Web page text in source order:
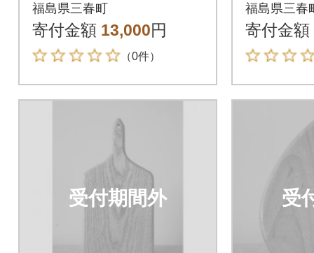
福島県三春町
寄付金額 13,000円
（0件）
福島県三春
寄付金額
受付期間外 受